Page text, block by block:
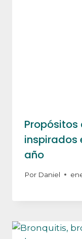
Propósitos
inspirados
año
Por Daniel